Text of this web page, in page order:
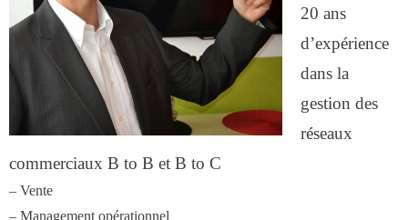
de vente
- Ingénierie des ressources humaines
des réseaux de vente
- Formations aux techniques de vente
20 ans
d’expérience
dans la
gestion des
réseaux
commerciaux B to B et B to C
– Vente
– Management opérationnel